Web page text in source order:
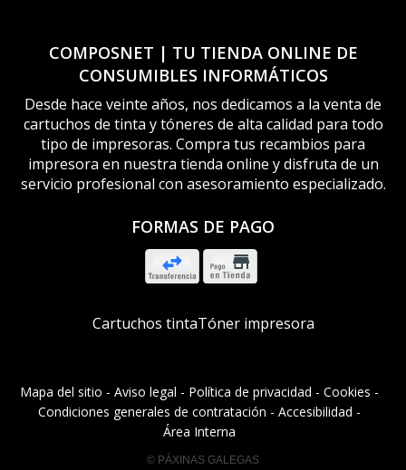
COMPOSNET | TU TIENDA ONLINE DE
CONSUMIBLES INFORMÁTICOS
Desde hace veinte años, nos dedicamos a la venta de
cartuchos de tinta y tóneres de alta calidad para todo
tipo de impresoras. Compra tus recambios para
impresora en nuestra tienda online y disfruta de un
servicio profesional con asesoramiento especializado.
FORMAS DE PAGO
Cartuchos tintaTóner impresora
Mapa del sitio - Aviso legal - Política de privacidad - Cookies -
Condiciones generales de contratación - Accesibilidad -
Área Interna
© PÁXINAS GALEGAS